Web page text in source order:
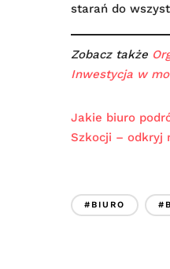
starań do
Zobacz także
Inwestycja w
Jakie biuro
Szkocji – odkryj
#BIURO